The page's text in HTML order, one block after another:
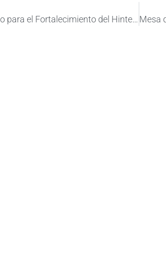
Mesa de trabajo para el Fortalecimiento del Hinterland en Quequén